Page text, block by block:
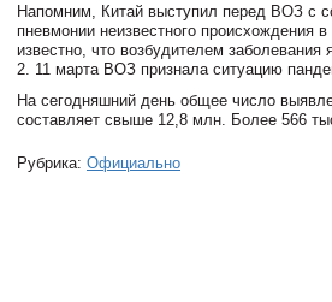
Напомним, Китай выступил перед ВОЗ с
пневмонии неизвестного происхождения
известно, что возбудителем
2. 11 марта ВОЗ признала ситуацию
На сегодняшний день общее число
составляет свыше 12,8 млн. Более 566
Рубрика: Официально